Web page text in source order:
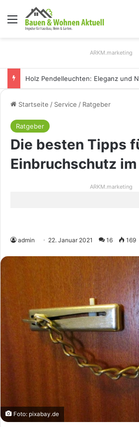
Menü
ARKM.marketing
Startseite / Service / Ratgeber
Ratgeber
Die besten Tipps
Einbruchschutz
ARKM.marketing
admin 22. Januar 2021 16 169
Foto: pixabay.de